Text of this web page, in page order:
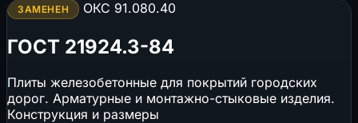
ЗАМЕНЕН ОКС 91.080.40
ГОСТ 21924.3-84
Плиты железобетонные для покрытий городских
дорог. Арматурные и монтажно-стыковые изделия.
Конструкция и размеры